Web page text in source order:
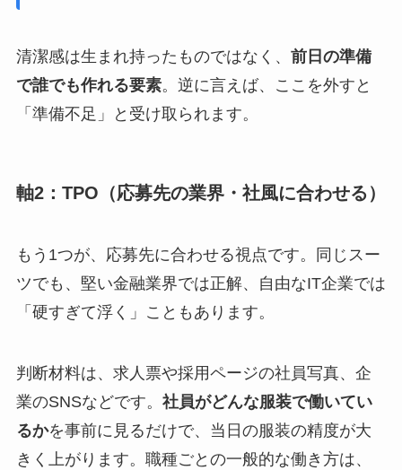
清潔感は生まれ持ったものではなく、 前日の準備
で誰でも作れる要素。逆に言えば、ここを外すと
「準備不足」と受け取られます。
軸2：TPO（応募先の業界・社風に合わせる）
もう1つが、応募先に合わせる視点です。同じスー
ツでも、堅い金融業界では正解、自由なIT企業では
「硬すぎて浮く」こともあります。
判断材料は、求人票や採用ページの社員写真、企
業のSNSなどです。 社員がどんな服装で働いてい
るかを事前に見るだけで、当日の服装の精度が大
きく上がります。職種ごとの一般的な働き方は、